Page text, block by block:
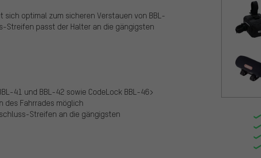
sich optimal zum sicheren Verstauen von BBL-
Streifen passt der Halter an die gängigsten
41 und BBL-42 sowie CodeLock BBL-46>
des Fahrrades möglich
Streifen an die gängigsten